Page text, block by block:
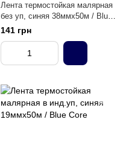
Лента термостойкая малярная
без уп, синяя 38ммх50м / Blue
Core
141 грн